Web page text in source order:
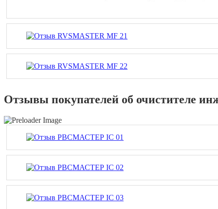
Отзывы покупателей об очистителе